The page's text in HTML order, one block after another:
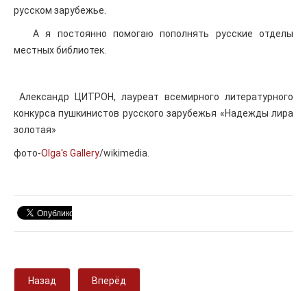
русском зарубежье.
А я постоянно помогаю пополнять русские отделы
местных библиотек.
Александр ЦИТРОН, лауреат всемирного литературного
конкурса пушкинистов русского зарубежья «Надежды лира
золотая»
фото-Olga's Gallery/wikimedia.
Назад Вперёд